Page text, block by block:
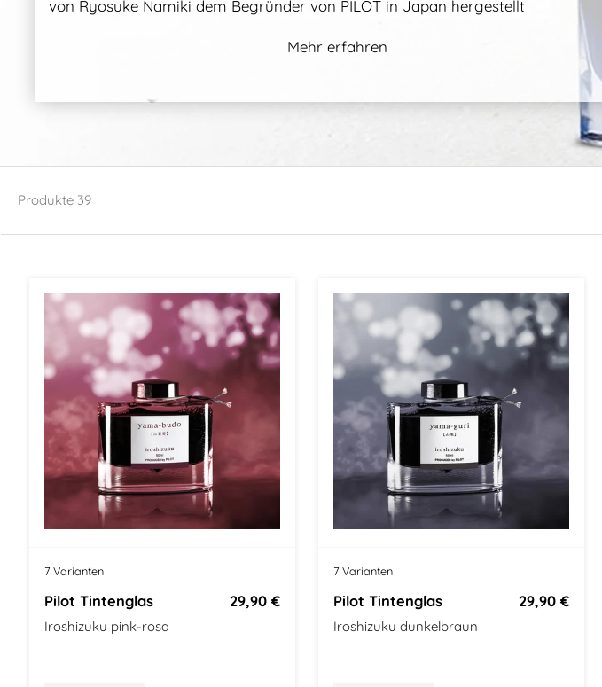
von Ryosuke Namiki dem Begründer von PILOT in Japan hergestellt
Mehr erfahren
Produkte 39
7 Varianten
Pilot Tintenglas 29,90 €
Iroshizuku pink-rosa
7 Varianten
Pilot Tintenglas 29,90 €
Iroshizuku dunkelbraun